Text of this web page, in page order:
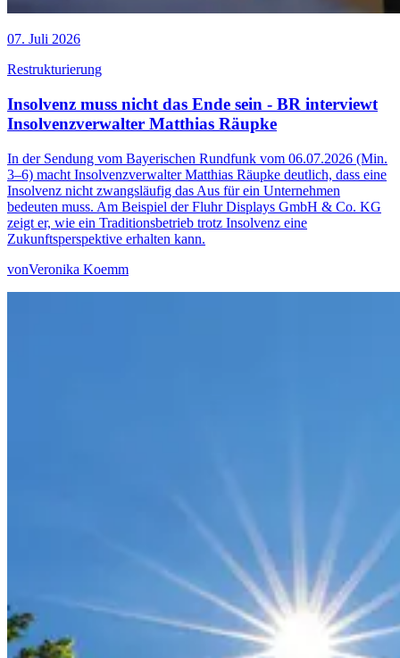
07. Juli 2026
Restrukturierung
Insolvenz muss nicht das Ende sein - BR interviewt
Insolvenzverwalter Matthias Räupke
In der Sendung vom Bayerischen Rundfunk vom 06.07.2026 (Min.
3–6) macht Insolvenzverwalter Matthias Räupke deutlich, dass eine
Insolvenz nicht zwangsläufig das Aus für ein Unternehmen
bedeuten muss. Am Beispiel der Fluhr Displays GmbH & Co. KG
zeigt er, wie ein Traditionsbetrieb trotz Insolvenz eine
Zukunftsperspektive erhalten kann.
vonVeronika Koemm